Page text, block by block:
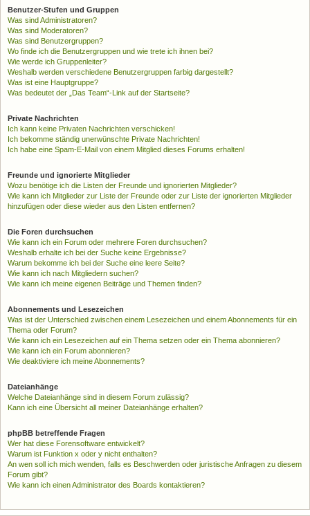
Benutzer-Stufen und Gruppen
Was sind Administratoren?
Was sind Moderatoren?
Was sind Benutzergruppen?
Wo finde ich die Benutzergruppen und wie trete ich ihnen bei?
Wie werde ich Gruppenleiter?
Weshalb werden verschiedene Benutzergruppen farbig dargestellt?
Was ist eine Hauptgruppe?
Was bedeutet der „Das Team“-Link auf der Startseite?
Private Nachrichten
Ich kann keine Privaten Nachrichten verschicken!
Ich bekomme ständig unerwünschte Private Nachrichten!
Ich habe eine Spam-E-Mail von einem Mitglied dieses Forums erhalten!
Freunde und ignorierte Mitglieder
Wozu benötige ich die Listen der Freunde und ignorierten Mitglieder?
Wie kann ich Mitglieder zur Liste der Freunde oder zur Liste der ignorierten Mitglieder
hinzufügen oder diese wieder aus den Listen entfernen?
Die Foren durchsuchen
Wie kann ich ein Forum oder mehrere Foren durchsuchen?
Weshalb erhalte ich bei der Suche keine Ergebnisse?
Warum bekomme ich bei der Suche eine leere Seite?
Wie kann ich nach Mitgliedern suchen?
Wie kann ich meine eigenen Beiträge und Themen finden?
Abonnements und Lesezeichen
Was ist der Unterschied zwischen einem Lesezeichen und einem Abonnements für ein
Thema oder Forum?
Wie kann ich ein Lesezeichen auf ein Thema setzen oder ein Thema abonnieren?
Wie kann ich ein Forum abonnieren?
Wie deaktiviere ich meine Abonnements?
Dateianhänge
Welche Dateianhänge sind in diesem Forum zulässig?
Kann ich eine Übersicht all meiner Dateianhänge erhalten?
phpBB betreffende Fragen
Wer hat diese Forensoftware entwickelt?
Warum ist Funktion x oder y nicht enthalten?
An wen soll ich mich wenden, falls es Beschwerden oder juristische Anfragen zu diesem
Forum gibt?
Wie kann ich einen Administrator des Boards kontaktieren?